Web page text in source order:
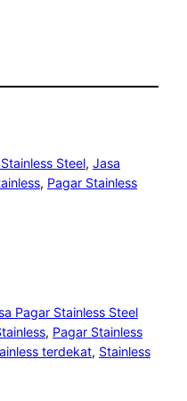
Steel, Jasa
, Pagar Stainless
Pagar Stainless Steel
, Pagar Stainless
terdekat, Stainless